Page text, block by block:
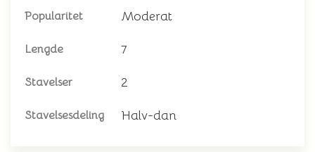
Popularitet Moderat
Lengde 7
Stavelser 2
Stavelsesdeling Halv-dan